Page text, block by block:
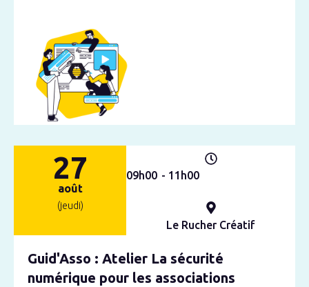
27
août
(jeudi)
09h00 - 11h00
Le Rucher Créatif
Guid'Asso : Atelier La sécurité
numérique pour les associations